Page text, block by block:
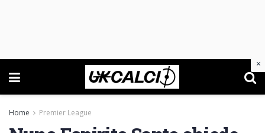
Home Premier League
×